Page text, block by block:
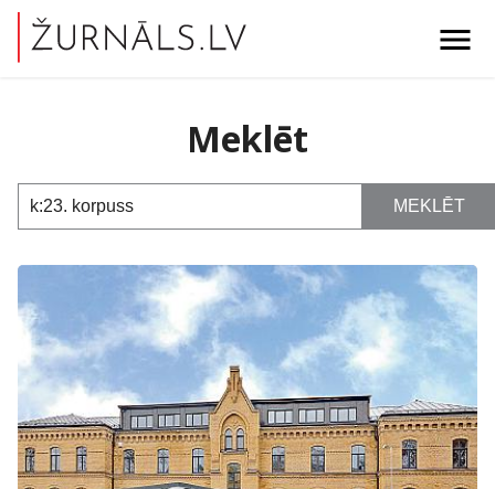
menu
Meklēt
MEKLĒT